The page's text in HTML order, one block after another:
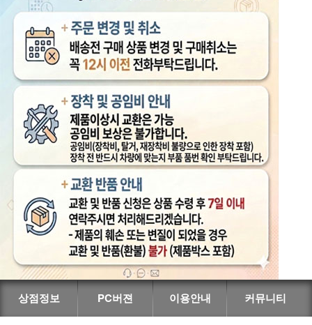
상점정보 PC버젼 이용안내 커뮤니티